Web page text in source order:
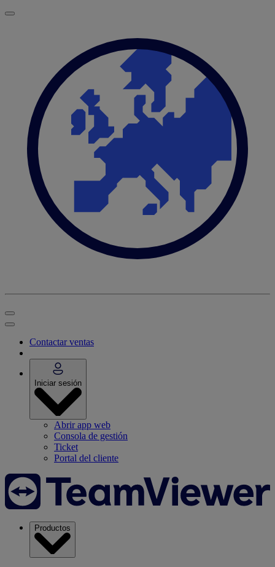
Contactar ventas
Iniciar sesión
Abrir app web
Consola de gestión
Ticket
Portal del cliente
Productos